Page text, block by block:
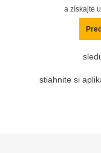
a získajte
stiahnite si